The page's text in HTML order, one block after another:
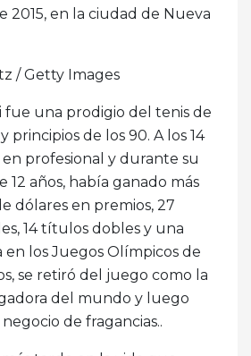
2015, en la ciudad de Nueva
/ Getty Images
fue una prodigio del tenis de
principios de los 90. A los 14
en profesional y durante su
12 años, había ganado más
dólares en premios, 27
14 títulos dobles y una
los Juegos Olímpicos de
se retiró del juego como la
del mundo y luego
de fragancias..